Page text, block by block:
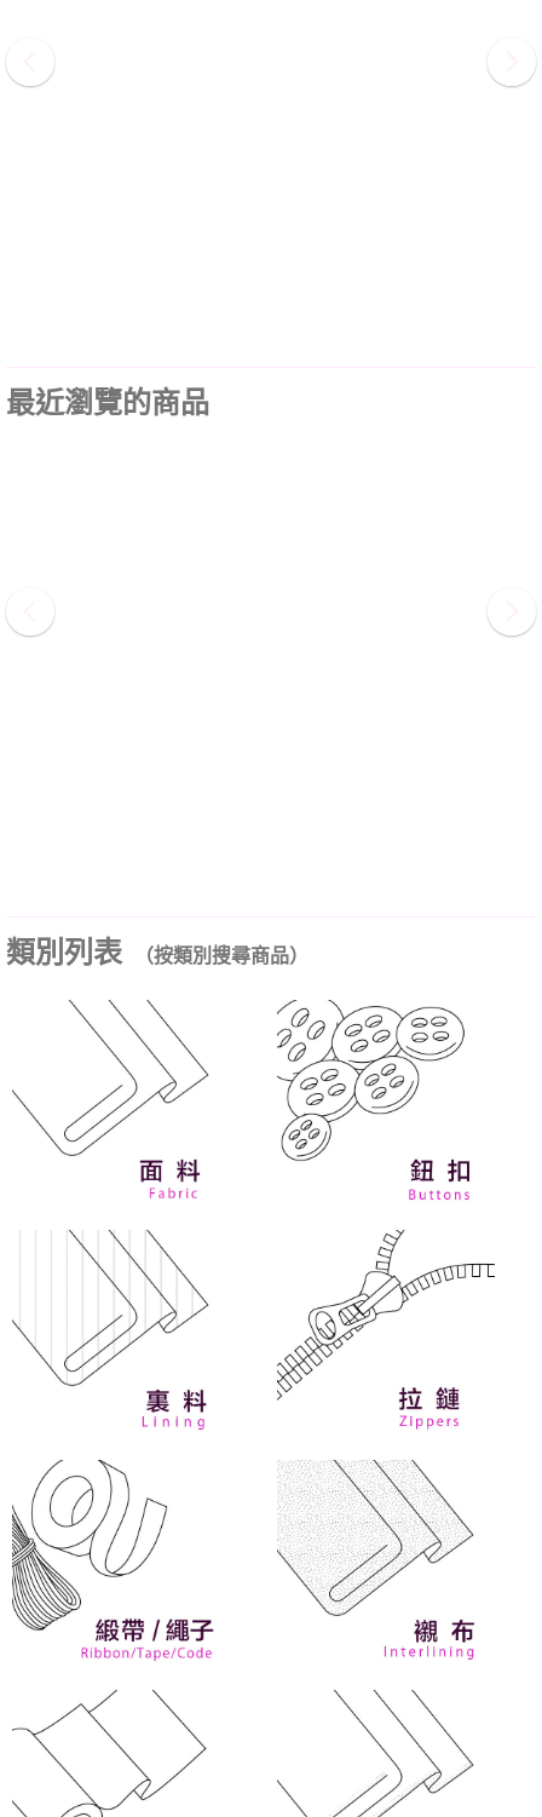
最近瀏覽的商品
類別列表 （按類別搜尋商品）